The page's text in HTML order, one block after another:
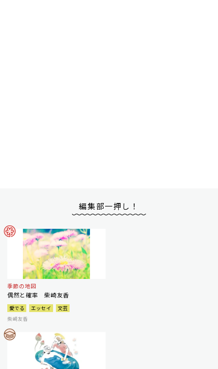
編集部一押し！
季節の地図
偶然と確率 柴崎友香
愛でる エッセイ
文芸
柴崎友香